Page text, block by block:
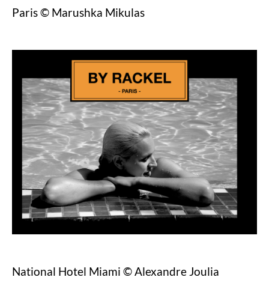
Paris © Marushka Mikulas
National Hotel Miami © Alexandre Joulia